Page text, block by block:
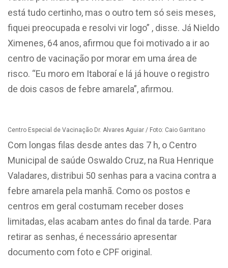
está tudo certinho, mas o outro tem só seis meses,
fiquei preocupada e resolvi vir logo” , disse. Já Nieldo
Ximenes, 64 anos, afirmou que foi motivado a ir ao
centro de vacinação por morar em uma área de
risco. “Eu moro em Itaboraí e lá já houve o registro
de dois casos de febre amarela”, afirmou.
Centro Especial de Vacinação Dr. Alvares Aguiar / Foto: Caio Garritano
Com longas filas desde antes das 7 h, o Centro
Municipal de saúde Oswaldo Cruz, na Rua Henrique
Valadares, distribui 50 senhas para a vacina contra a
febre amarela pela manhã. Como os postos e
centros em geral costumam receber doses
limitadas, elas acabam antes do final da tarde. Para
retirar as senhas, é necessário apresentar
documento com foto e CPF original.